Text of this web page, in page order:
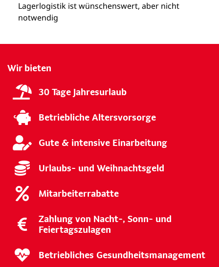
Lagerlogistik ist wünschenswert, aber nicht
notwendig
Wir bieten
30 Tage Jahresurlaub
Betriebliche Altersvorsorge
Gute & intensive Einarbeitung
Urlaubs- und Weihnachtsgeld
Mitarbeiterrabatte
Zahlung von Nacht-, Sonn- und
Feiertagszulagen
Betriebliches Gesundheitsmanagement